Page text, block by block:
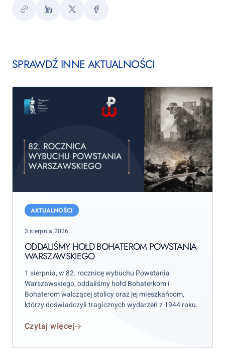
KopiujLinkedInTwitter Facebook
SPRAWDŹ INNE AKTUALNOŚCI
hołd
Powstania
Warszawskiego
AKTUALNOŚCI
Posted
3 sierpnia 2026
ODDALIŚMY HOŁD BOHATEROM POWSTANIA
WARSZAWSKIEGO
1 sierpnia, w 82. rocznicę wybuchu Powstania
Warszawskiego, oddaliśmy hołd Bohaterkom i
Bohaterom walczącej stolicy oraz jej mieszkańcom,
którzy doświadczyli tragicznych wydarzeń z 1944 roku.
Czytaj więcej